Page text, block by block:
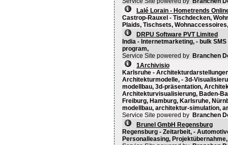
Lalé Lorain - Hometrends
Castrop-Rauxel - Tischdecken,
Plaids, Tischsets, Wohnaccessoires,
DRPU Software PVT Limited
India - Internetmarketing, - bulk
program,
Service Site powered by Branchen
1Archivisio
Karlsruhe -
Architekturmodelle, - 3d-
modellbau, 3d-präsentation,
Architekturvisualisierung, Baden-
Freiburg, Hamburg, Karlsruhe,
modellbau, architektur-simulation,
Service Site powered by Branchen
Brunel GmbH Regensburg
Regensburg - Zeitarbeit, -
Personalleasing,